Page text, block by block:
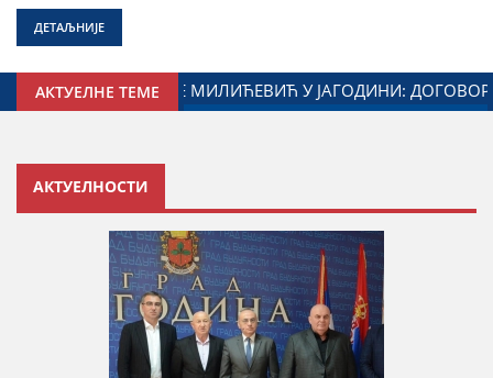
ДЕТАЉНИЈЕ
АКТУЕЛНЕ ТЕМЕЗАДУЖЕНОГ ЗА ОДНОСЕ СА ДИЈАСПОРОМ
АКТУЕЛНОСТИ